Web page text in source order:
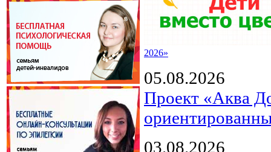
2026»
05.08.2026
Проект «Аква
03.08.2026